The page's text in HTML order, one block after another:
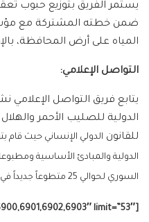
يستمر الفريق بتوزيع حبوب
ضمن خطته المشتركة مع
المياه على أرض المحافظة،
التواصل الإعلامي:
يتابع فريق التواصل الإعلامي
الدولية للصليب الأحمر
للقانون الدولي الإنساني حيث قام
الدولية والمبادئ الأساسية
السوري لحوالي 25 متطوعاً جديداً في مركز الفرع
limit=”53″